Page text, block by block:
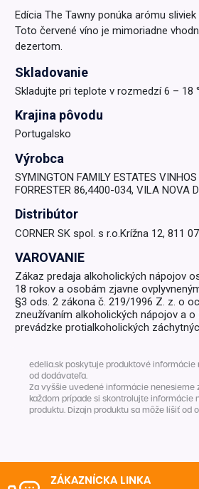
Edícia The Tawny ponúka arómu
Toto červené víno je mimoriadne
dezertom.
Skladovanie
Skladujte pri teplote v rozmedzí 6 – 18
Krajina pôvodu
Portugalsko
Výrobca
SYMINGTON FAMILY ESTATES
FORRESTER 86,4400-034, VILA NOVA
Distribútor
CORNER SK spol. s r.o.Krížna 12, 811
VAROVANIE
Zákaz predaja alkoholických nápojov
18 rokov a osobám zjavne
§3 ods. 2 zákona č. 219/1996 Z. z. o
zneužívaním alkoholických nápojov a
prevádzke protialkoholických
edelia.sk poskytuje produktové informácie
od dodávateľa.
Za vyššie uvedené informácie nenesieme
každom prípade si skontrolujte informácie
produktu. Dizajn produktu sa môže líšiť od
ZÁKAZNÍCKA LINKA